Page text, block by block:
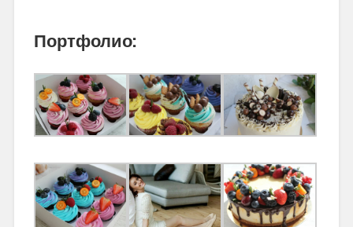
Портфолио: